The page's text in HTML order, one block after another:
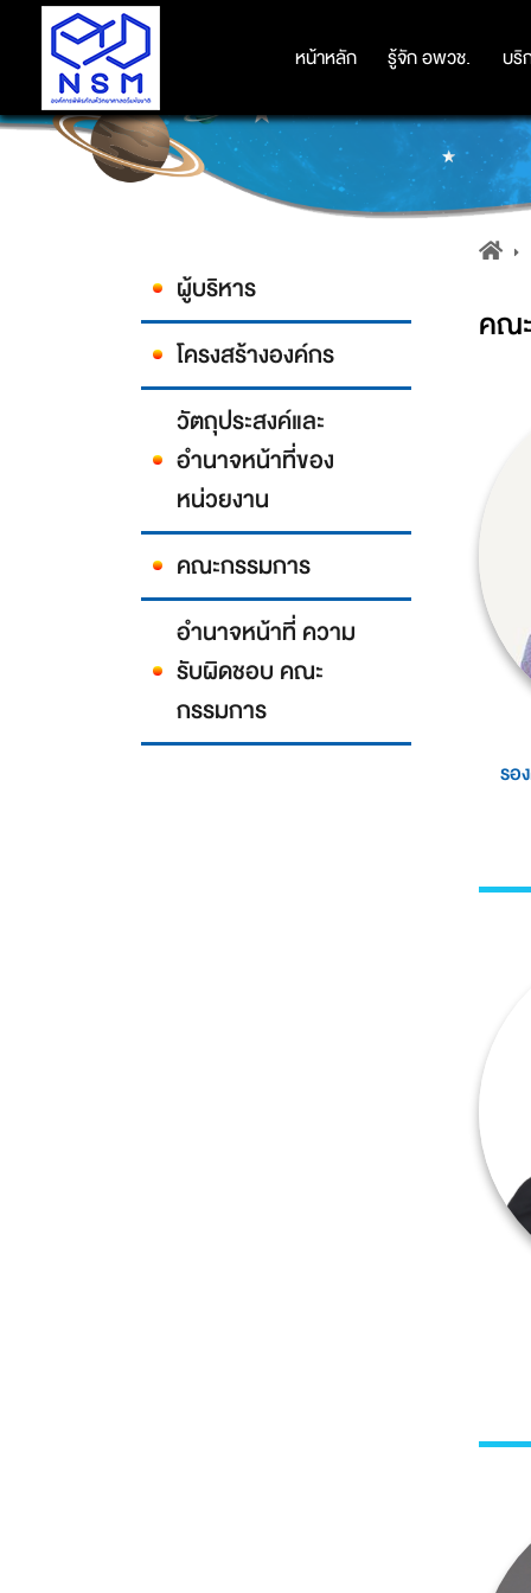
หน้าหลัก รู้จัก อพวช. บริ
หน้าหลัก รู้จัก อพวช. บริ
ผู้บริหาร
โครงสร้างองค์กร
วัตถุประสงค์และ
อำนาจหน้าที่ของ
หน่วยงาน
คณะกรรมการ
อำนาจหน้าที่ ความ
รับผิดชอบ คณะ
กรรมการ
คณ
รอ